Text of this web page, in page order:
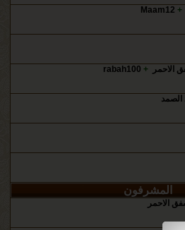
+
Maam12
الاحمر +
rabah100
الصمد
المشرفون
الاحمر